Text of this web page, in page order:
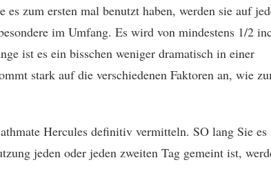
zum ersten mal benutzt haben, werden sie auf
im Umfang. Es wird von mindestens 1/2
ist es ein bisschen weniger dramatisch in einer
stark auf die verschiedenen Faktoren an, wie
Hercules definitiv vermitteln. SO lang Sie es
jeden oder jeden zweiten Tag gemeint ist,